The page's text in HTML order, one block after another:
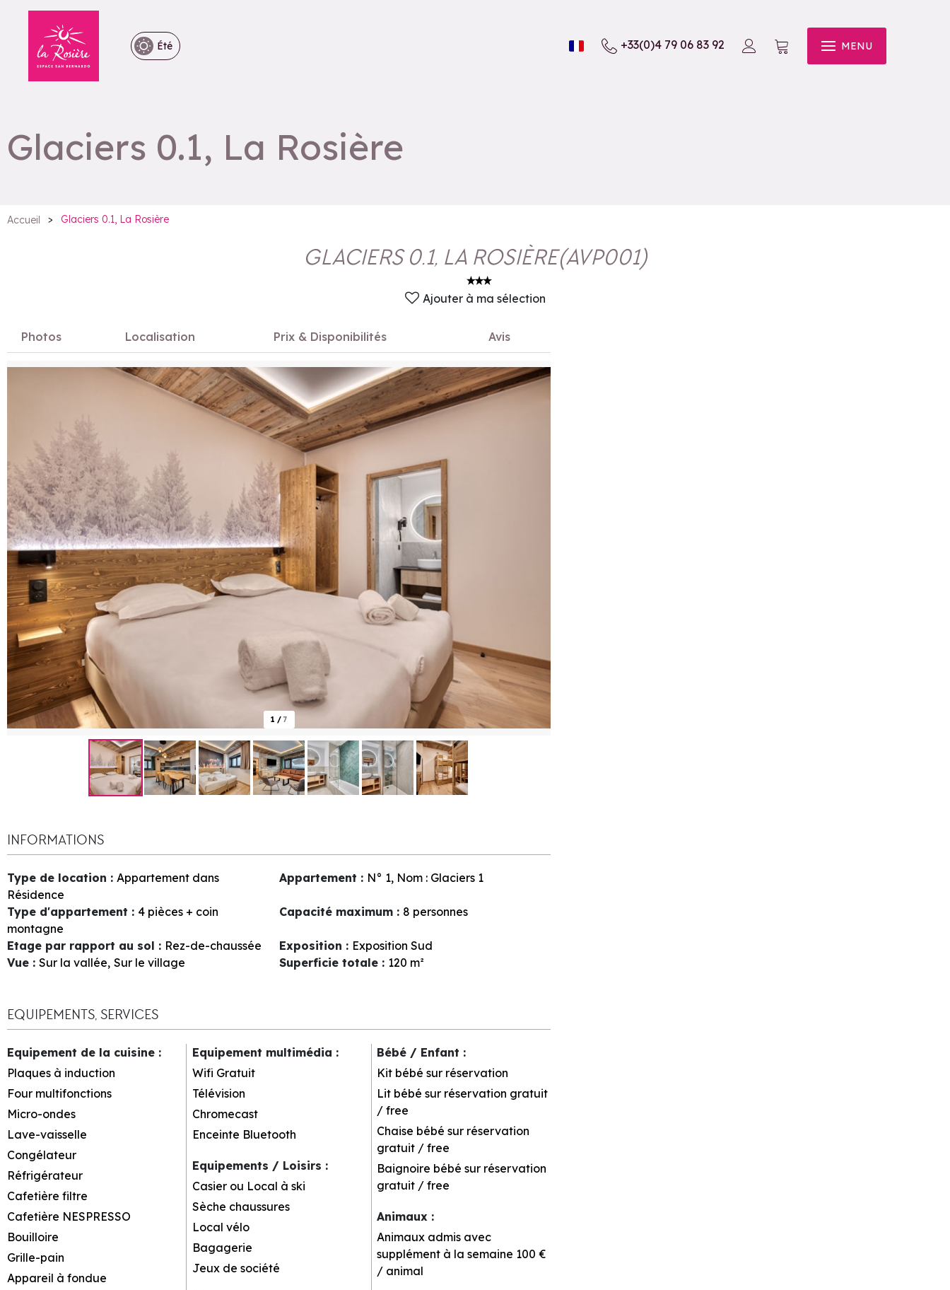
Été +33(0)4 79 06 83 92 MENU
Glaciers 0.1, La Rosière
Accueil > Glaciers 0.1, La Rosière
GLACIERS 0.1, LA ROSIÈRE(AVP001)
Ajouter à ma sélection
Photos Localisation Prix & Disponibilités Avis
1 / 7
INFORMATIONS
Type de location : Appartement dans
Résidence
Appartement : N° 1 Nom : Glaciers 1
Type d'appartement : 4 pièces + coin
montagne
Capacité maximum : 8 personnes
Etage par rapport au sol : Rez-de-chaussée Exposition : Exposition Sud
Vue : Sur la vallée Sur le village Superficie totale : 120 m²
EQUIPEMENTS, SERVICES
Equipement de la cuisine :
Plaques à induction
Four multifonctions
Micro-ondes
Lave-vaisselle
Congélateur
Réfrigérateur
Cafetière filtre
Cafetière NESPRESSO
Bouilloire
Grille-pain
Appareil à fondue
Equipement multimédia :
Wifi Gratuit
Télévision
Chromecast
Enceinte Bluetooth
Equipements / Loisirs :
Casier ou Local à ski
Sèche chaussures
Local vélo
Bagagerie
Jeux de société
Bébé / Enfant :
Kit bébé sur réservation
Lit bébé sur réservation gratuit
/ free
Chaise bébé sur réservation
gratuit / free
Baignoire bébé sur réservation
gratuit / free
Animaux :
Animaux admis avec
supplément à la semaine 100 €
/ animal